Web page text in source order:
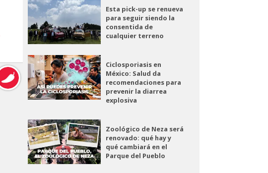
Esta pick-up se renueva
para seguir siendo la
consentida de
cualquier terreno
Ciclosporiasis en
México: Salud da
recomendaciones para
prevenir la diarrea
explosiva
Zoológico de Neza será
renovado: qué hay y
qué cambiará en el
Parque del Pueblo